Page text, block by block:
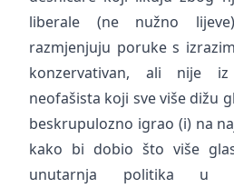
liberale (ne nužno
razmjenjuju poruke s
konzervativan, ali nije
neofašista koji sve više dižu
beskrupulozno igrao (i) na
kako bi dobio što više
unutarnja politika u